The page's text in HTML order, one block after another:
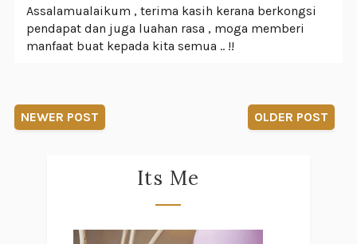
Assalamualaikum , terima kasih kerana berkongsi
pendapat dan juga luahan rasa , moga memberi
manfaat buat kepada kita semua .. !!
NEWER POST OLDER POST
Its Me